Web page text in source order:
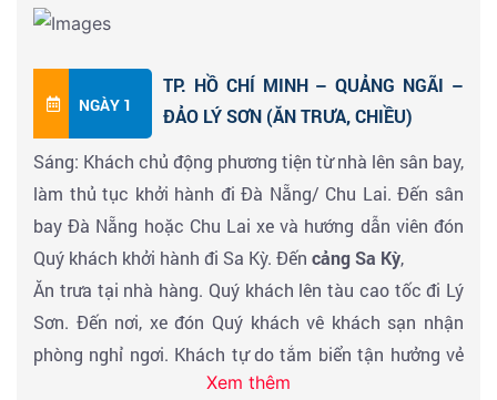
NGÀY 1
TP. HỒ CHÍ MINH – QUẢNG NGÃI –
ĐẢO LÝ SƠN (ĂN TRƯA, CHIỀU)
Sáng: Khách chủ động phương tiện từ nhà lên sân bay,
làm thủ tục khởi hành đi Đà Nẵng/ Chu Lai. Đến sân
bay Đà Nẵng hoặc Chu Lai xe và hướng dẫn viên đón
Quý khách khởi hành đi Sa Kỳ. Đến cảng Sa Kỳ,
Ăn trưa tại nhà hàng. Quý khách lên tàu cao tốc đi Lý
Sơn. Đến nơi, xe đón Quý khách vê khách sạn nhận
phòng nghỉ ngơi. Khách tự do tắm biển tận hưởng vẻ
đẹp hoang sơ, trong xanh của biển Lý Sơn. Ăn tối,
Xem thêm